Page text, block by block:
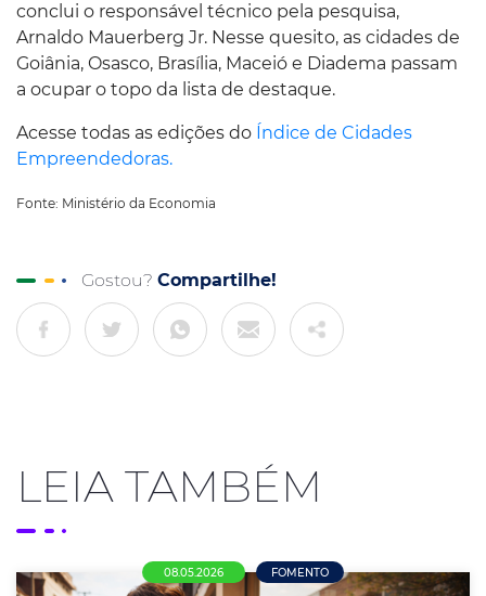
conclui o responsável técnico pela pesquisa,
Arnaldo Mauerberg Jr. Nesse quesito, as cidades de
Goiânia, Osasco, Brasília, Maceió e Diadema passam
a ocupar o topo da lista de destaque.
Acesse todas as edições do Índice de Cidades
Empreendedoras.
Fonte: Ministério da Economia
Gostou? Compartilhe!
LEIA TAMBÉM
08.05.2026 FOMENTO